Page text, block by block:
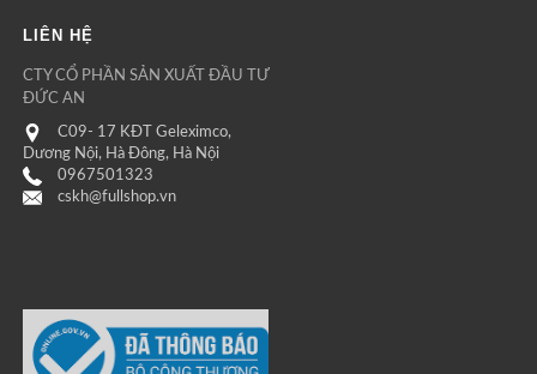
LIÊN HỆ
CTY CỔ PHẦN SẢN XUẤT ĐẦU TƯ
ĐỨC AN
C09- 17 KĐT Geleximco,
Dương Nội, Hà Đông, Hà Nội
0967501323
cskh@fullshop.vn